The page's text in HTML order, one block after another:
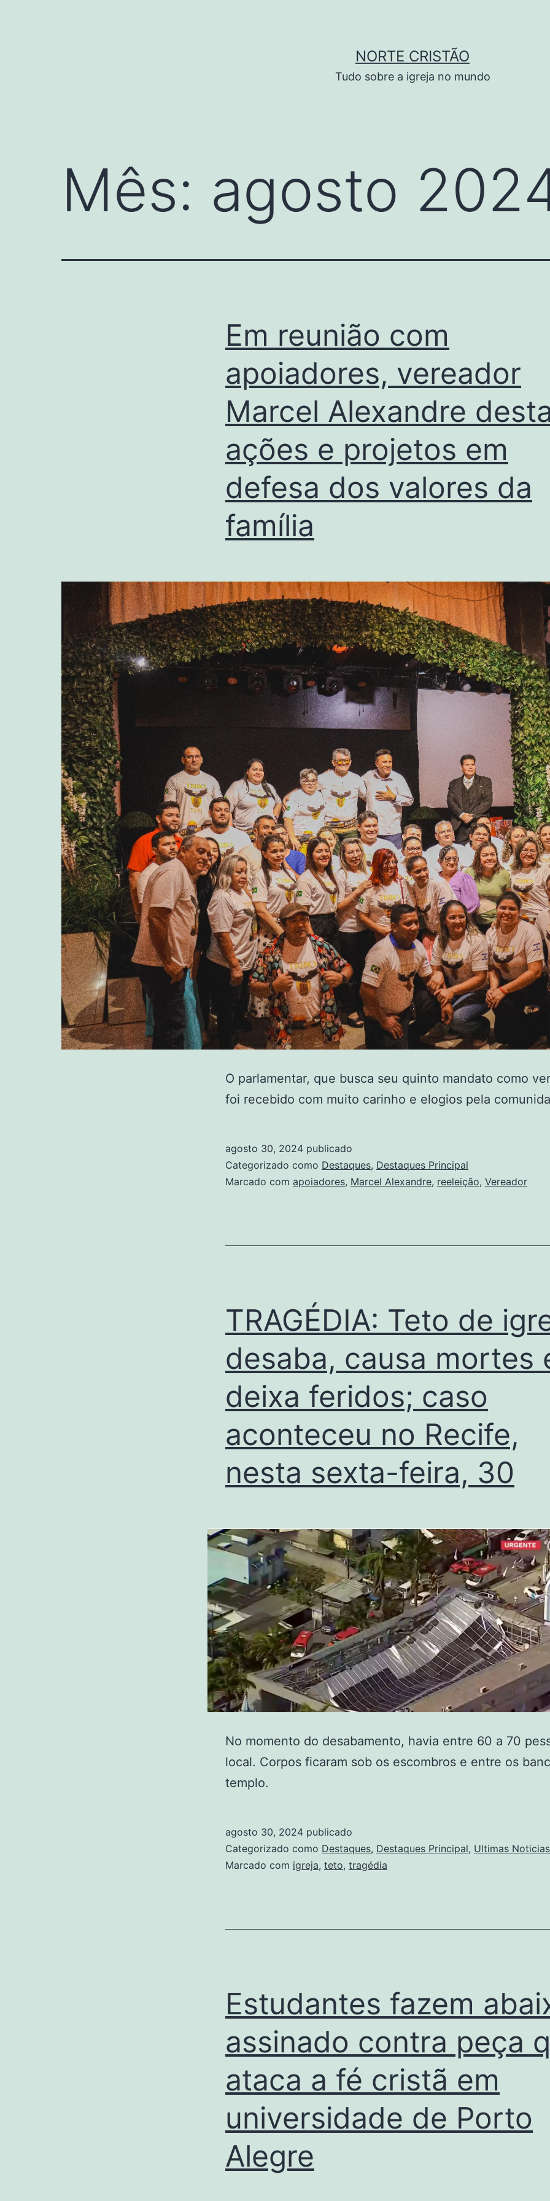
NORTE CRISTÃO
Tudo sobre a igreja no mundo
Mês: agosto
Em reunião com
apoiadores, vereador
Marcel Alexandre
ações e projetos em
defesa dos valores da
família
O parlamentar, que busca seu quinto mandato como
foi recebido com muito carinho e elogios pela
agosto 30, 2024 publicado
Categorizado como Destaques, Destaques Principal
Marcado com apoiadores, Marcel Alexandre, reeleição, Vereador
TRAGÉDIA: Teto de
desaba, causa mortes
deixa feridos; caso
aconteceu no Recife,
nesta sexta-feira, 30
No momento do desabamento, havia entre 60 a 70
local. Corpos ficaram sob os escombros e entre os
templo.
agosto 30, 2024 publicado
Categorizado como Destaques, Destaques Principal, Ultimas Noticias
Marcado com igreja, teto, tragédia
Estudantes fazem
assinado contra peça
ataca a fé cristã em
universidade de Porto
Alegre